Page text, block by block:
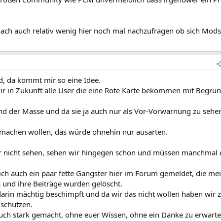
auch relativ wenig hier noch mal nachzufragen ob sich
da kommt mir so eine Idee.
in Zukunft alle User die eine Rote Karte bekommen mit
der Masse und da sie ja auch nur als Vor-Vorwarnung zu
wollen, das würde ohnehin nur ausarten.
sehen, sehen wir hingegen schon und müssen manchmal
auch ein paar fette Gangster hier im Forum gemeldet, die
ihre Beiträge wurden gelöscht.
mächtig beschimpft und da wir das nicht wollen haben wir
stark gemacht, ohne euer Wissen, ohne ein Danke zu